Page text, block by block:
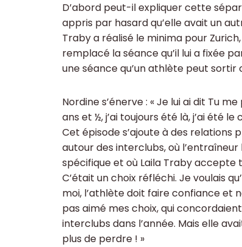
D’abord peut-il expliquer cette
appris par hasard qu’elle avait un
Traby a réalisé le minima pour
remplacé la séance qu’il lui a fixée
une séance qu’un athlète peut sortir
Nordine s’énerve : « Je lui ai dit Tu
ans et ½, j’ai toujours été là, j’ai été le
Cet épisode s’ajoute à des relations
autour des interclubs, où
spécifique et où Laila Traby
C’était un choix réfléchi. Je voulais
moi, l’athlète doit faire confiance et
pas aimé mes choix, qui
interclubs dans l’année. Mais elle
plus de perdre ! »